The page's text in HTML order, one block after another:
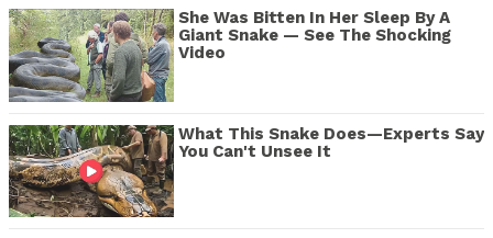
She Was Bitten In Her Sleep By A
Giant Snake — See The Shocking
Video
What This Snake Does—Experts Say
You Can't Unsee It